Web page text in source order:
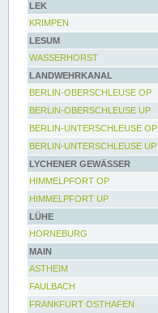
LEK
KRIMPEN
LESUM
WASSERHORST
LANDWEHRKANAL
BERLIN-OBERSCHLEUSE OP
BERLIN-OBERSCHLEUSE UP
BERLIN-UNTERSCHLEUSE OP
BERLIN-UNTERSCHLEUSE UP
LYCHENER GEWÄSSER
HIMMELPFORT OP
HIMMELPFORT UP
LÜHE
HORNEBURG
MAIN
ASTHEIM
FAULBACH
FRANKFURT OSTHAFEN